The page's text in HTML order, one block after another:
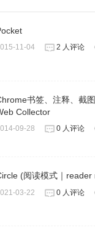
的联系方式
。
jquery/
11-04 2 人评论
书签、注释、截
Collector
09-28 0 人评论
(阅读模式｜
03-22 0 人评论